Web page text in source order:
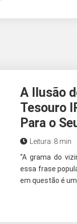
A Ilusão
Tesouro
Para o
Leitura: 8 min
“A grama do
essa frase
em questão é